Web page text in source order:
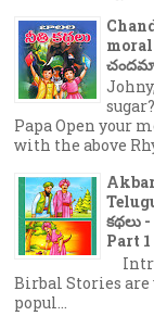
Papa Open your
with the above
కథలు
Part 1
Birbal Stories
popul...